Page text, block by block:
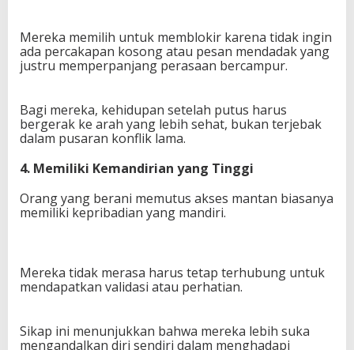
Mereka memilih untuk memblokir karena tidak ingin
ada percakapan kosong atau pesan mendadak yang
justru memperpanjang perasaan bercampur.
Bagi mereka, kehidupan setelah putus harus
bergerak ke arah yang lebih sehat, bukan terjebak
dalam pusaran konflik lama.
4. Memiliki Kemandirian yang Tinggi
Orang yang berani memutus akses mantan biasanya
memiliki kepribadian yang mandiri.
Mereka tidak merasa harus tetap terhubung untuk
mendapatkan validasi atau perhatian.
Sikap ini menunjukkan bahwa mereka lebih suka
mengandalkan diri sendiri dalam menghadapi